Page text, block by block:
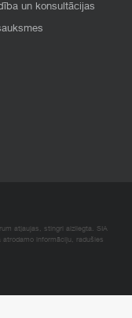
un konsultācijas
atļaujas, stingri aizliegta. SIA
informāciju, radušies